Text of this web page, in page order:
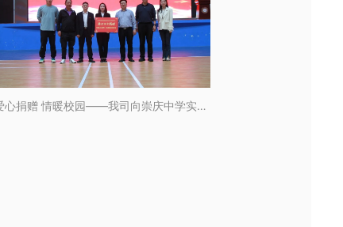
爱心捐赠 情暖校园——我司向崇庆中学实验学校捐赠价值55万余元的宿舍家具